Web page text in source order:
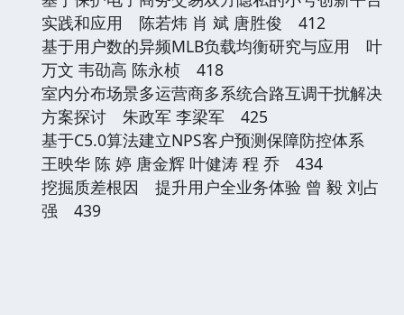
实践和应用 陈若炜 肖 斌 唐胜俊 412
基于用户数的异频MLB负载均衡研究与应用 叶
万文 韦劭高 陈永桢 418
室内分布场景多运营商多系统合路互调干扰解决
方案探讨 朱政军 李梁军 425
基于C5.0算法建立NPS客户预测保障防控体系
王映华 陈 婷 唐金辉 叶健涛 程 乔 434
挖掘质差根因 提升用户全业务体验 曾 毅 刘占
强 439